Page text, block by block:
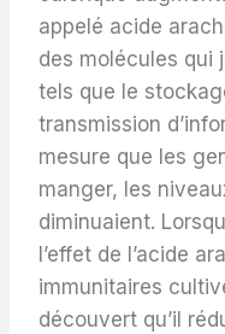
appelé acide
des molécules qui
tels que le
transmission
mesure que les
manger, les
diminuaient.
l’effet de l’acide
immunitaires
découvert qu’il